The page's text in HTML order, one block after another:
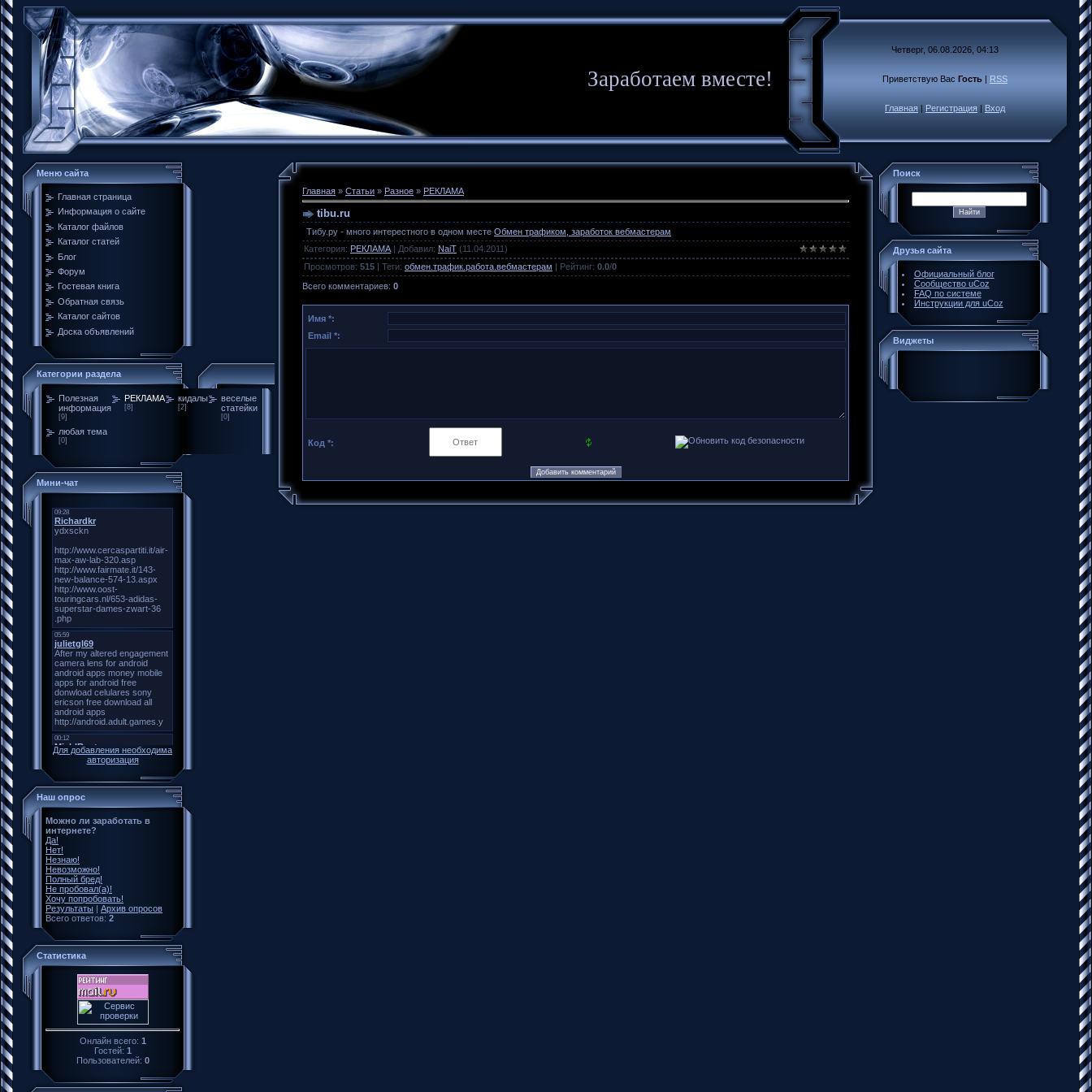
Заработаем вместе!
Четверг, 06.08.2026, 04:13
Приветствую Вас Гость | RSS
Главная | Регистрация | Вход
Меню сайта
Главная страница
Информация о сайте
Каталог файлов
Каталог статей
Блог
Форум
Гостевая книга
Обратная связь
Каталог сайтов
Доска объявлений
Категории раздела
Полезная
информация
[9]
РЕКЛАМА
[8]
кидалы
[2]
веселые
статейки
[0]
любая тема
[0]
Мини-чат
Для добавления необходима
авторизация
Наш опрос
Можно ли заработать в
интернете?
Да!
Нет!
Незнаю!
Невозможно!
Полный бред!
Не пробовал(а)!
Хочу попробовать!
Результаты | Архив опросов
Всего ответов: 2
Статистика
Онлайн всего: 1
Гостей: 1
Пользователей: 0
Главная » Статьи » Разное » РЕКЛАМА
tibu.ru
Тибу.ру - много интерестного в одном месте Обмен трафиком, заработок вебмастерам
Категория: РЕКЛАМА | Добавил: NaiT (11.04.2011)
Просмотров: 515 | Теги: обмен.трафик.работа.вебмастерам | Рейтинг: 0.0/0
Всего комментариев: 0
Имя *:
Email *:
Код *:
Поиск
Друзья сайта
Официальный блог
Сообщество uCoz
FAQ по системе
Инструкции для uCoz
Виджеты